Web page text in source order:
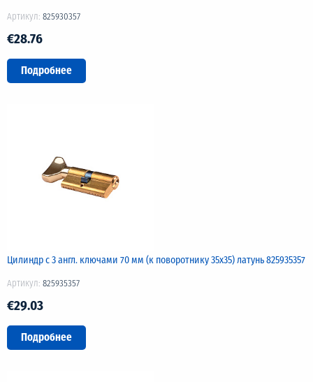
Артикул: 825930357
€28.76
Подробнее
Цилиндр с 3 англ. ключами 70 мм (к поворотнику 35х35) латунь 825935357
Артикул: 825935357
€29.03
Подробнее